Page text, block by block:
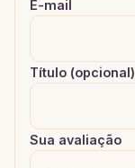
E-mail
Título (opcional)
Sua avaliação